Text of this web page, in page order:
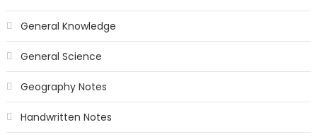
General Knowledge
General Science
Geography Notes
Handwritten Notes